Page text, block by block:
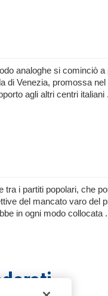
analoghe si cominciò a
di Venezia, promossa
agli altri centri italiani
tra i partiti popolari, che
del mancato varo del
in ogni modo collocata